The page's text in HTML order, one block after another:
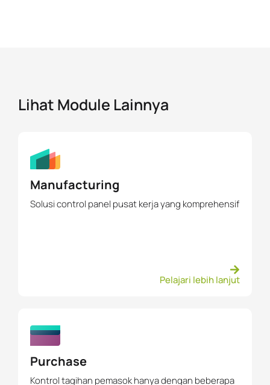
Lihat Module Lainnya
Manufacturing
Solusi control panel pusat kerja yang komprehensif
Pelajari lebih lanjut
Purchase
Kontrol tagihan pemasok hanya dengan beberapa